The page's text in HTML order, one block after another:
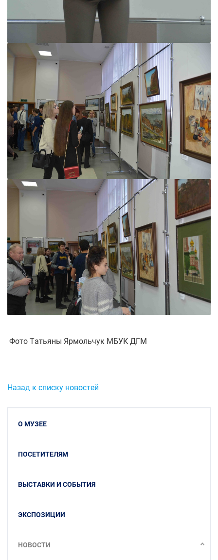
Фото Татьяны Ярмольчук МБУК ДГМ
Назад к списку новостей
О МУЗЕЕ
ПОСЕТИТЕЛЯМ
ВЫСТАВКИ И СОБЫТИЯ
ЭКСПОЗИЦИИ
НОВОСТИ